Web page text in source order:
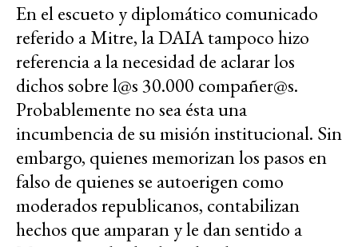
En el escueto y diplomático comunicado
referido a Mitre, la DAIA tampoco hizo
referencia a la necesidad de aclarar los
dichos sobre l@s 30.000 compañer@s.
Probablemente no sea ésta una
incumbencia de su misión institucional. Sin
embargo, quienes memorizan los pasos en
falso de quienes se autoerigen como
moderados republicanos, contabilizan
hechos que amparan y le dan sentido a